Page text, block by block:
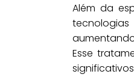
Além da
Esse